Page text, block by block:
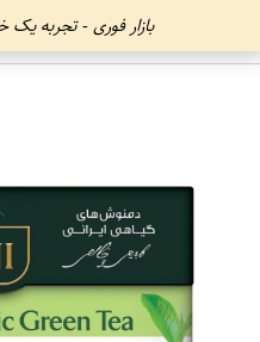
بازار فوری - تجربه